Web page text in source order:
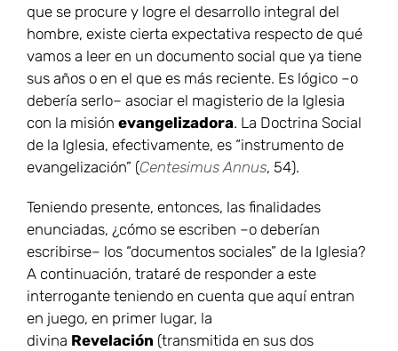
que se procure y logre el desarrollo integral del
hombre, existe cierta expectativa respecto de qué
vamos a leer en un documento social que ya tiene
sus años o en el que es más reciente. Es lógico –o
debería serlo– asociar el magisterio de la Iglesia
con la misión evangelizadora. La Doctrina Social
de la Iglesia, efectivamente, es “instrumento de
evangelización” (Centesimus Annus, 54).
Teniendo presente, entonces, las finalidades
enunciadas, ¿cómo se escriben –o deberían
escribirse– los “documentos sociales” de la Iglesia?
A continuación, trataré de responder a este
interrogante teniendo en cuenta que aquí entran
en juego, en primer lugar, la
divina Revelación (transmitida en sus dos